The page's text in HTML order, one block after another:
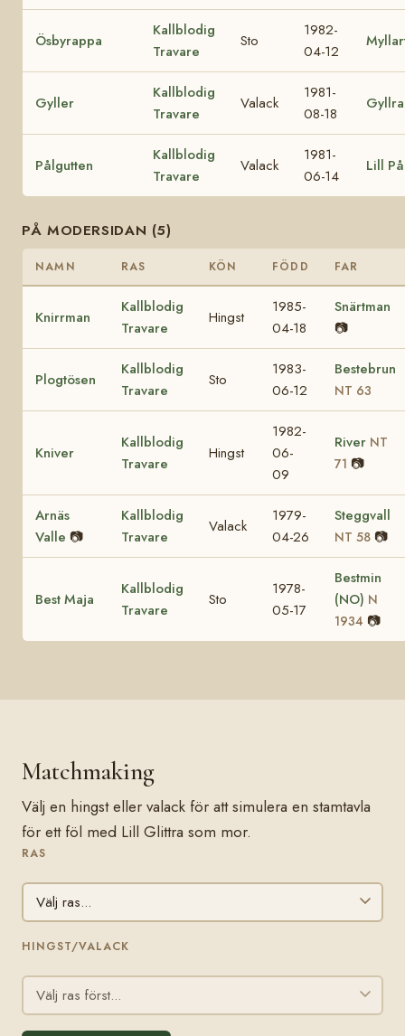
Ösbyrappa
Kallblodig
Travare
Sto
1982-
04-12
Gyller
Kallblodig
Travare
Valack
1981-
08-18
Gyllra
Pålgutten
Kallblodig
Travare
Valack
1981-
06-14
Lill
PÅ MODERSIDAN (5)
NAMN RAS KÖN FÖDD FAR
Knirrman
Kallblodig
Travare
Hingst
1985-
04-18
Snärtman
📷
Plogtösen
Kallblodig
Travare
Sto
1983-
06-12
Bestebrun
NT 63
Kniver
Kallblodig
Travare
Hingst
1982-
06-
09
River NT
71 📷
Arnäs
Valle 📷
Kallblodig
Travare
Valack
1979-
04-26
Steggvall
NT 58 📷
Best Maja
Kallblodig
Travare
Sto
1978-
05-17
Bestmin
(NO) N
1934 📷
Matchmaking
Välj en hingst eller valack för att simulera en stamtavla
för ett föl med Lill Glittra som mor.
RAS
HINGST/VALACK